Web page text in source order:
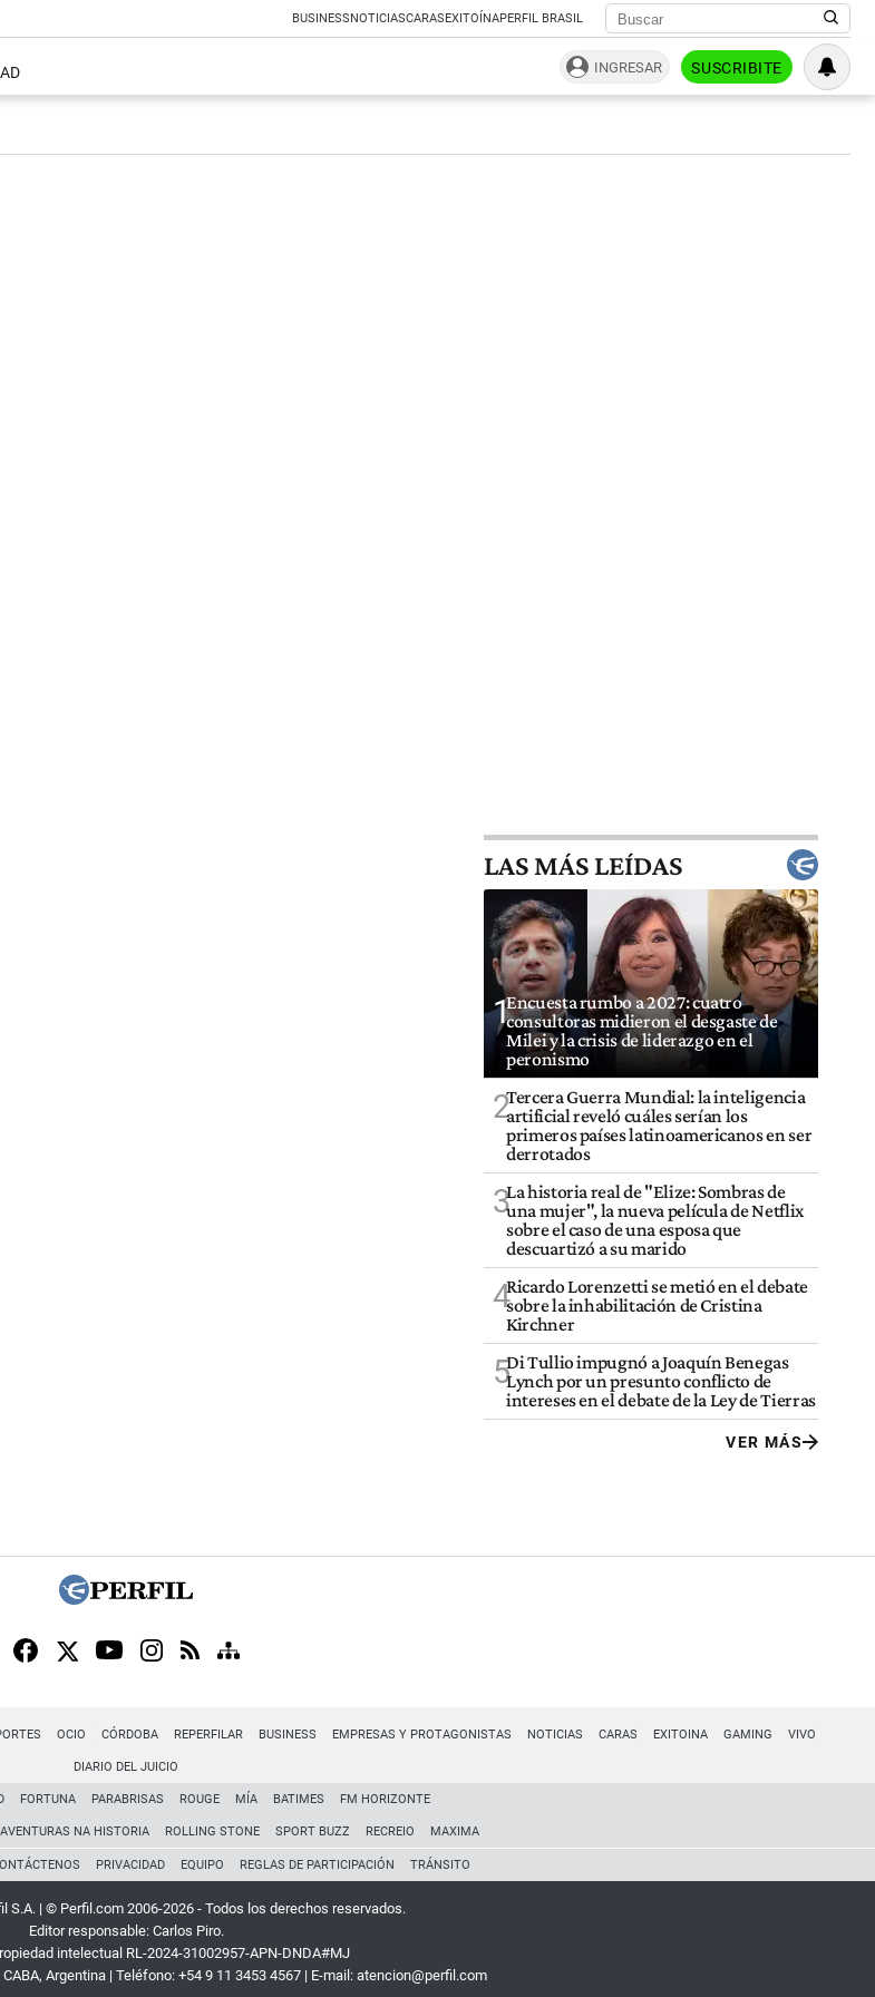
BUSINESSNOTICIASCARASEXITOÍNAPERFIL BRASIL
INGRESAR SUSCRIBITE
LAS MÁS LEÍDAS
1Encuesta rumbo a 2027: cuatro
consultoras midieron el desgaste de
Milei y la crisis de liderazgo en el
peronismo
2Tercera Guerra Mundial: la inteligencia
artificial reveló cuáles serían los
primeros países latinoamericanos en ser
derrotados
3La historia real de "Elize: Sombras de
una mujer", la nueva película de Netflix
sobre el caso de una esposa que
descuartizó a su marido
4Ricardo Lorenzetti se metió en el debate
sobre la inhabilitación de Cristina
Kirchner
5Di Tullio impugnó a Joaquín Benegas
Lynch por un presunto conflicto de
intereses en el debate de la Ley de Tierras
VER MÁS
OCIO CÓRDOBA REPERFILAR BUSINESS EMPRESAS Y PROTAGONISTAS NOTICIAS CARAS EXITOINA GAMING VIVO
DIARIO DEL JUICIO
FORTUNA PARABRISAS ROUGE MÍA BATIMES FM HORIZONTE
AVENTURAS NA HISTORIA ROLLING STONE SPORT BUZZ RECREIO MAXIMA
PRIVACIDAD EQUIPO REGLAS DE PARTICIPACIÓN TRÁNSITO
S.A. | © Perfil.com 2006-2026 - Todos los derechos reservados.
Editor responsable: Carlos Piro.
intelectual RL-2024-31002957-APN-DNDA#MJ
CABA, Argentina| Teléfono: +54 9 11 3453 4567| E-mail: atencion@perfil.com